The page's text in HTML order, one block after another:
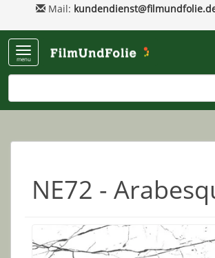
Mail:
menu
NE72 -